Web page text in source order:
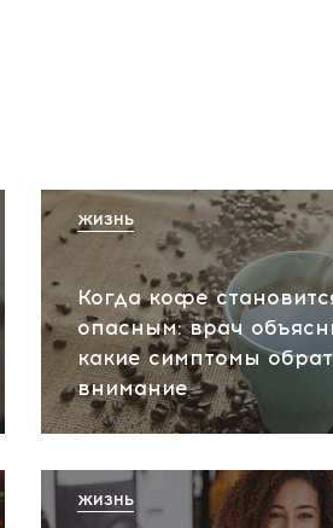
Когда кофе
опасным: врач
какие симптомы
внимание
ЖИЗНЬ
ЖИЗНЬ